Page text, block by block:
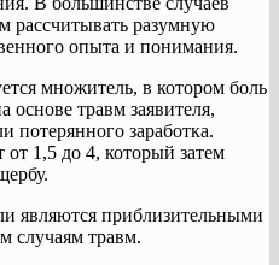
рассчитывать разумную
опыта и понимания.
множитель, в котором боль
основе травм заявителя,
потерянного заработка.
1,5 до 4, который затем
являются приблизительными
случаям травм.